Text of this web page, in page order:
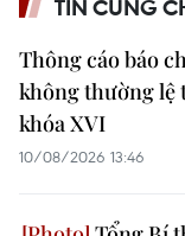
TIN CÙNG
Thông cáo báo
không thường lệ
khóa XVI
10/08/2026 13:46